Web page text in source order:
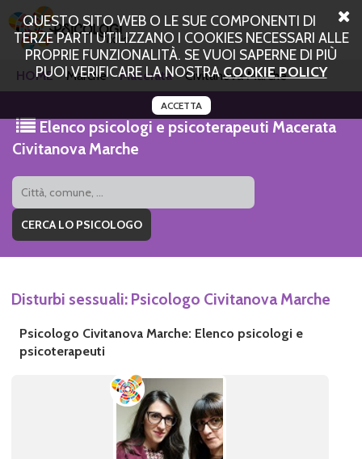
QUESTO SITO WEB O LE SUE COMPONENTI DI
TERZE PARTI UTILIZZANO I COOKIES NECESSARI ALLE
PROPRIE FUNZIONALITÀ. SE VUOI SAPERNE DI PIÙ
PUOI VERIFICARE LA NOSTRACOOKIE POLICY
ACCETTA
HOME Marche Macerata Civitanova Marche
Elenco psicologi e psicoterapeuti Macerata
Civitanova Marche
Disturbi sessuali: Psicologo Civitanova Marche
Psicologo Civitanova Marche: Elenco psicologi e
psicoterapeuti